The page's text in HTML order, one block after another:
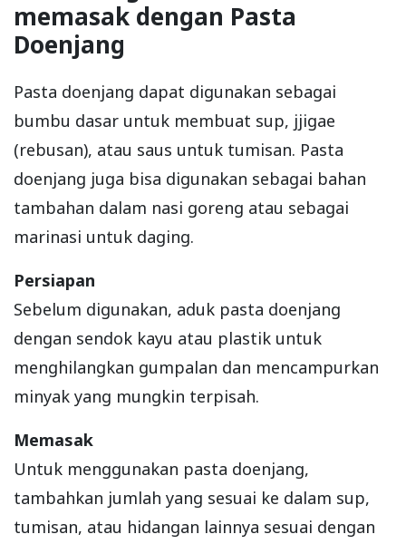
memasak dengan Pasta
Doenjang
Pasta doenjang dapat digunakan sebagai
bumbu dasar untuk membuat sup, jjigae
(rebusan), atau saus untuk tumisan. Pasta
doenjang juga bisa digunakan sebagai bahan
tambahan dalam nasi goreng atau sebagai
marinasi untuk daging.
Persiapan
Sebelum digunakan, aduk pasta doenjang
dengan sendok kayu atau plastik untuk
menghilangkan gumpalan dan mencampurkan
minyak yang mungkin terpisah.
Memasak
Untuk menggunakan pasta doenjang,
tambahkan jumlah yang sesuai ke dalam sup,
tumisan, atau hidangan lainnya sesuai dengan